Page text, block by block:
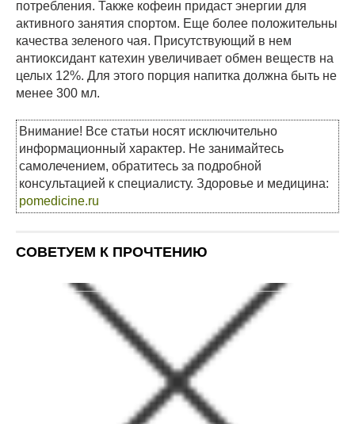
потребления. Также кофеин придаст энергии для
активного занятия спортом. Еще более положительны
качества зеленого чая. Присутствующий в нем
антиоксидант катехин увеличивает обмен веществ на
целых 12%. Для этого порция напитка должна быть не
менее 300 мл.
Внимание! Все статьи носят исключительно
информационный характер. Не занимайтесь
самолечением, обратитесь за подробной
консультацией к специалисту. Здоровье и медицина:
pomedicine.ru
СОВЕТУЕМ К ПРОЧТЕНИЮ